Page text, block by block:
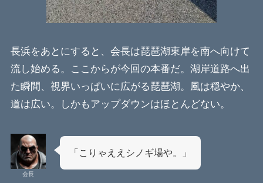
長浜をあとにすると、会長は琵琶湖東岸を南へ向けて
流し始める。ここからが今回の本番だ。湖岸道路へ出
た瞬間、視界いっぱいに広がる琵琶湖。風は穏やか、
道は広い。しかもアップダウンはほとんどない。
会長
「こりゃええシノギ場や。」